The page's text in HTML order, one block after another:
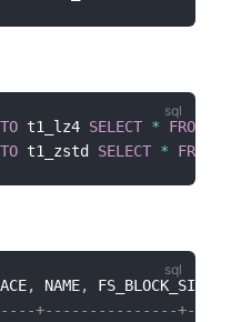
t1_lz4 SELECT * FROM
t1_zstd SELECT * FROM
, NAME, FS_BLOCK_SIZE
+---------------